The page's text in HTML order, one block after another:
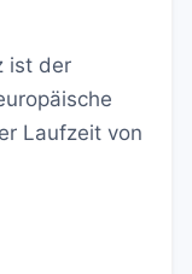
ist der
Laufzeit von